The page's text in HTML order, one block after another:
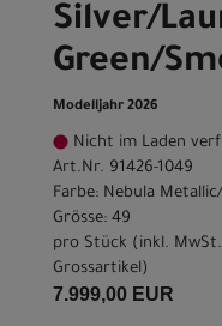
Silver/
Green/
Modelljahr 2026
Nicht im Laden
Art.Nr. 91426-1049
Farbe: Nebula
Grösse: 49
pro Stück (inkl. MwSt.
Grossartikel )
7.999,00 EUR